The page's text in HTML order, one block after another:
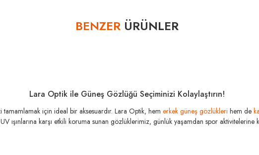
BENZER ÜRÜNLER
Lara Optik ile Güneş Gözlüğü Seçiminizi Kolaylaştırın!
tamamlamak için ideal bir aksesuardır. Lara Optik, hem erkek güneş gözlükleri hem de
ışınlarına karşı etkili koruma sunan gözlüklerimiz, günlük yaşamdan spor aktivitelerine